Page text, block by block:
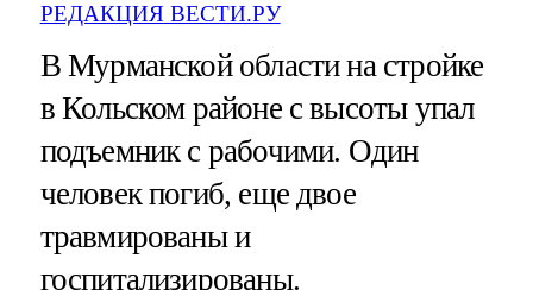
РЕДАКЦИЯ ВЕСТИ.РУ
В Мурманской области на стройке
в Кольском районе с высоты упал
подъемник с рабочими. Один
человек погиб, еще двое
травмированы и
госпитализированы.